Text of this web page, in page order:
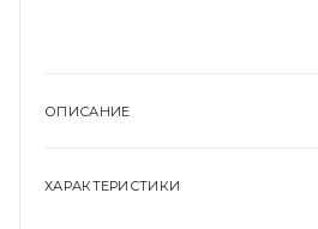
ОПИСАНИЕ
ХАРАКТЕРИСТИКИ